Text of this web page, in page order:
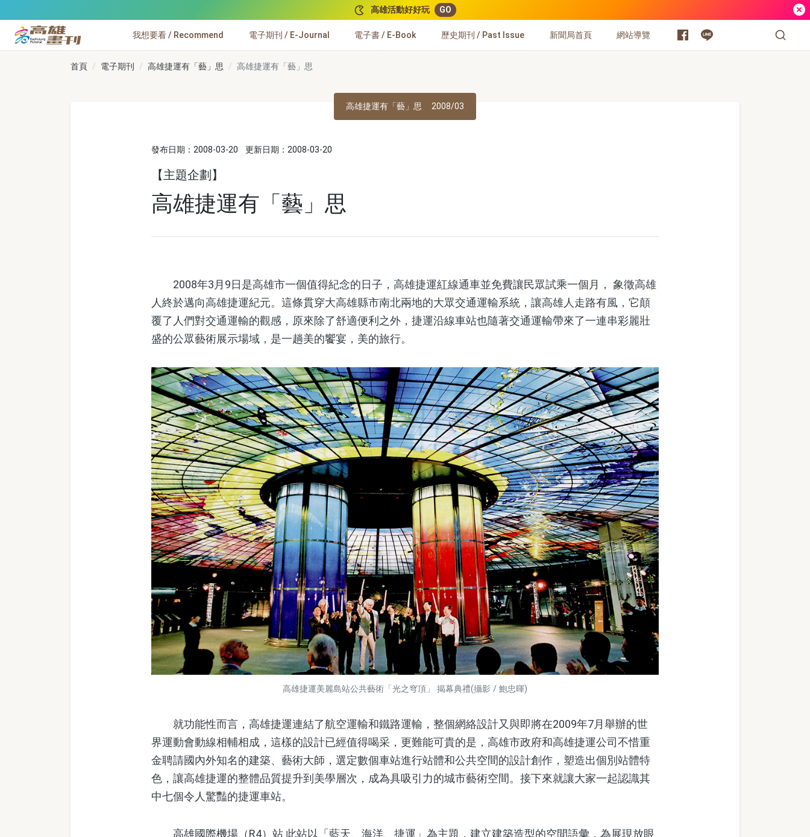
高雄活動好好玩 GO
高雄畫刊
我想要看 / Recommend 電子期刊 / E-Journal 電子書 / E-Book 歷史期刊 / Past Issue 新聞局首頁 網站導覽
首頁 電子期刊 高雄捷運有「藝」思 高雄捷運有「藝」思
高雄捷運有「藝」思 2008/03
發布日期：2008-03-20 更新日期：2008-03-20
【主題企劃】
高雄捷運有「藝」思
2008年3月9日是高雄市一個值得紀念的日子，高雄捷運紅線通車並免費讓民眾試乘一個月， 象徵高雄
人終於邁向高雄捷運紀元。這條貫穿大高雄縣市南北兩地的大眾交通運輸系統，讓高雄人走路有風，它顛
覆了人們對交通運輸的觀感，原來除了舒適便利之外，捷運沿線車站也隨著交通運輸帶來了一連串彩麗壯
盛的公眾藝術展示場域，是一趟美的饗宴，美的旅行。
高雄捷運美麗島站公共藝術「光之穹頂」 揭幕典禮(攝影 / 鮑忠暉)
就功能性而言，高雄捷運連結了航空運輸和鐵路運輸，整個網絡設計又與即將在2009年7月舉辦的世
界運動會動線相輔相成，這樣的設計已經值得喝采，更難能可貴的是，高雄市政府和高雄捷運公司不惜重
金聘請國內外知名的建築、藝術大師，選定數個車站進行站體和公共空間的設計創作，塑造出個別站體特
色，讓高雄捷運的整體品質提升到美學層次，成為具吸引力的城市藝術空間。接下來就讓大家一起認識其
中七個令人驚豔的捷運車站。
高雄國際機場（R4）站 此站以「藍天、海洋、捷運」為主題，建立建築造型的空間語彙，為展現放眼